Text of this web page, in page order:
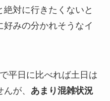
対に行きたくないと
みの分かれそうなイ
平日に比べれば土日は
が、 あまり混雑状況